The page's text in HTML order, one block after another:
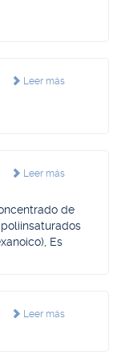
Leer más
Leer más
de
Es
Leer más